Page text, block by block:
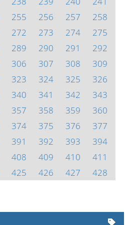
255 256 257
258
272 273 274
275
289 290 291
292
306 307 308
309
323 324 325
326
340 341 342
343
357 358 359
360
374 375 376
377
391 392 393
394
408 409 410
411
425 426 427
428